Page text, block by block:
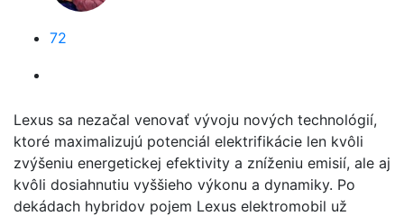
72
Lexus sa nezačal venovať vývoju nových technológií,
ktoré maximalizujú potenciál elektrifikácie len kvôli
zvýšeniu energetickej efektivity a zníženiu emisií, ale aj
kvôli dosiahnutiu vyššieho výkonu a dynamiky. Po
dekádach hybridov pojem Lexus elektromobil už